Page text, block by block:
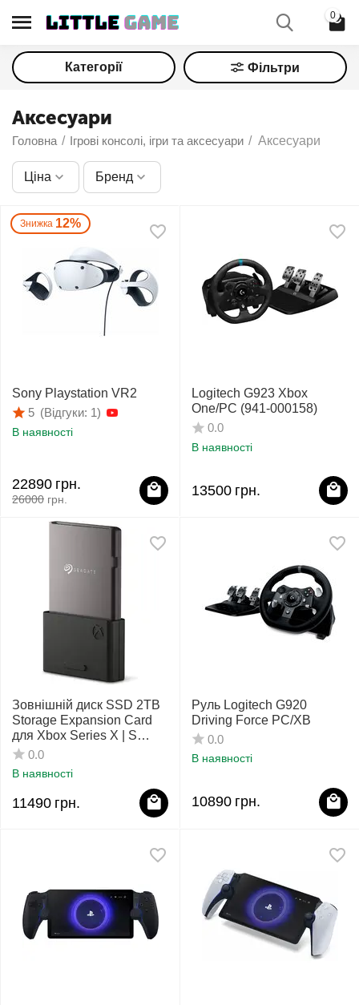
0
Категорії Фільтри
Аксесуари
Головна / Ігрові консолі, ігри та аксесуари / Аксесуари
Ціна Бренд
Знижка 12%
Sony Playstation VR2
(Відгуки: 1)
5
В наявності
26000 грн.
22890 грн.
Logitech G923 Xbox
One/PC (941-000158)
0.0
В наявності
13500 грн.
Зовнішній диск SSD 2TB
Storage Expansion Card
для Xbox Series X | S
Seagate
0.0
В наявності
11490 грн.
Руль Logitech G920
Driving Force PC/XB
0.0
В наявності
10890 грн.